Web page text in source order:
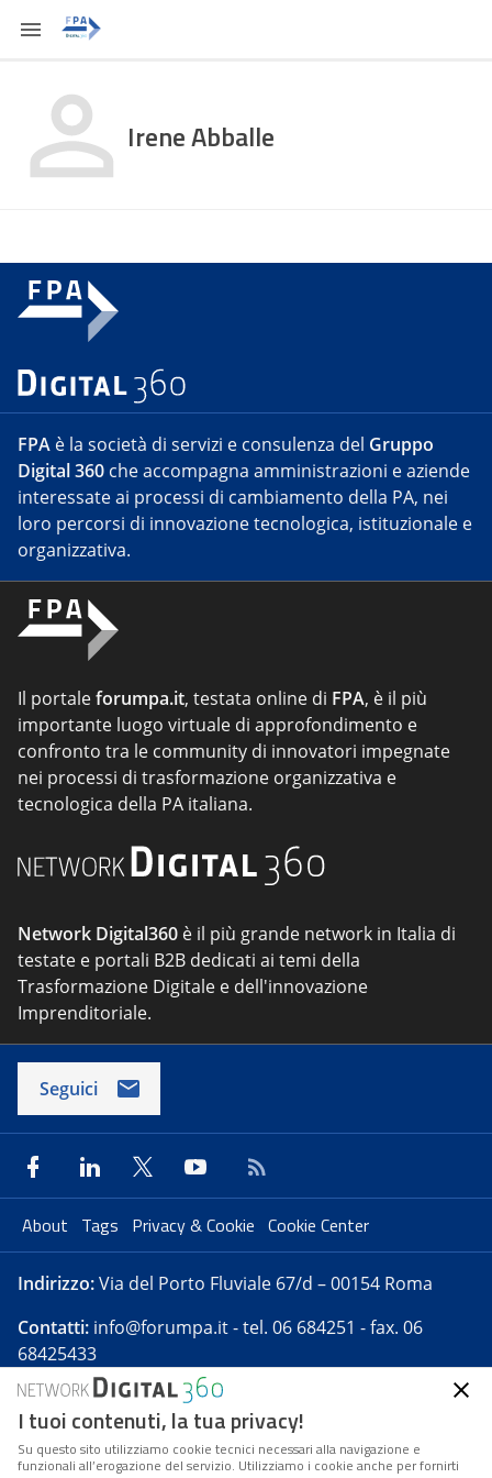
Irene Abballe
FPA è la società di servizi e consulenza del Gruppo
Digital 360 che accompagna amministrazioni e aziende
interessate ai processi di cambiamento della PA, nei
loro percorsi di innovazione tecnologica, istituzionale e
organizzativa.
Il portaleforumpa.it, testata online di FPA, è il più
importante luogo virtuale di approfondimento e
confronto tra le community di innovatori impegnate
nei processi di trasformazione organizzativa e
tecnologica della PA italiana.
Network Digital360 è il più grande network in Italia di
testate e portali B2B dedicati ai temi della
Trasformazione Digitale e dell'innovazione
Imprenditoriale.
Seguici
About Tags Privacy & Cookie Cookie Center
Indirizzo:Via del Porto Fluviale 67/d – 00154 Roma
Contatti: info@forumpa.it- tel. 06 684251 - fax. 06
68425433
Forumpa.itè una pubblicazione telematica iscritta
presso Registro della stampa del Tribunale di Roma -
Reg. n. 182 del 2 maggio 2008 - Direttore resp. Michela
I tuoi contenuti, la tua privacy!
Su questo sito utilizziamo cookie tecnici necessari alla navigazione e
funzionali all’erogazione del servizio. Utilizziamo i cookie anche per fornirti